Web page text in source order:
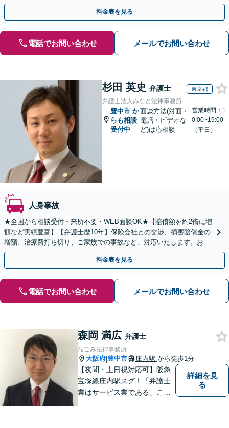
ち切り／物損事故／死亡事故【休日・夜間相談可】
料金表を見る
電話でお問い合わせ メールでお問い合わせ
杉田 英史 弁護士 東京都
弁護士法人みなと法律事務所
豊中市 か
らも相談
受付中
面談方法(対面・
電話・ビデオな
ど)は応相談
営業時間：1
0:00~19:00
（平日）
人身事故
★全国から相談受付・来所不要・WEB面談OK★【賠償額を約2倍に増
額など実績豊富】【弁護士歴10年】保険会社との交渉、損害賠償金の
増額、治療費打ち切り、ご家族での事故など、対応いたします。お早
めにご相談ください【初回相談・着手金無料】
料金表を見る
電話でお問い合わせ メールでお問い合わせ
森岡 満広 弁護士
なごみ法律事務所
大阪府|豊中市 庄内駅 から徒歩1分
【夜間・土日祝対応可】阪急
宝塚線庄内駅スグ！「弁護士
業はサービス業である」こと
詳細を見
る